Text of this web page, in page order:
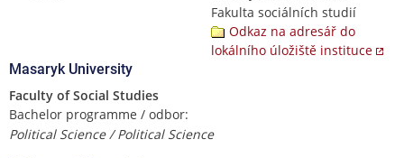
Fakulta sociálních studií
Odkaz na adresář do
lokálního úložiště instituce
Masaryk University
Faculty of Social Studies
Bachelor programme / odbor:
Political Science / Political Science